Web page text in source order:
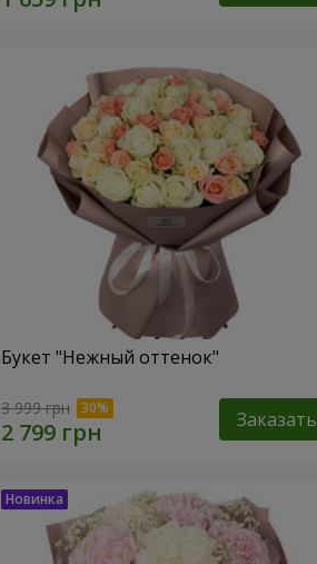
Букет "Нежный оттенок"
3 999 грн Заказать